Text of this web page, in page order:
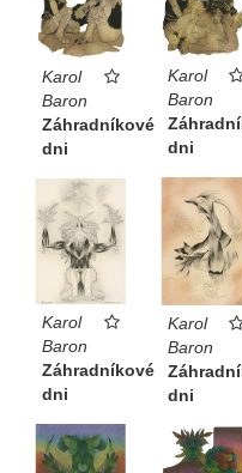
Karol
Baron
Záhradníkové
dni
Karol
Baron
dni
Karol
Baron
dni
Karol
Baron
Záhradníkové
dni